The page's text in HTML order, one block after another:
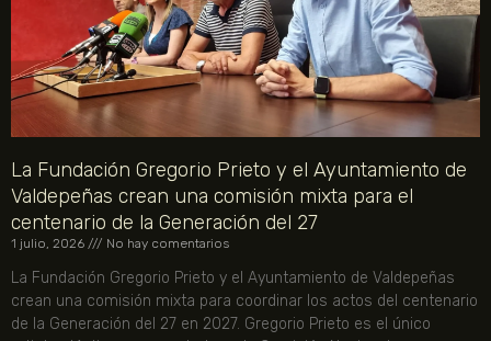
La Fundación Gregorio Prieto y el Ayuntamiento de
Valdepeñas crean una comisión mixta para el
centenario de la Generación del 27
1 julio, 2026 No hay comentarios
La Fundación Gregorio Prieto y el Ayuntamiento de Valdepeñas
crean una comisión mixta para coordinar los actos del centenario
de la Generación del 27 en 2027. Gregorio Prieto es el único